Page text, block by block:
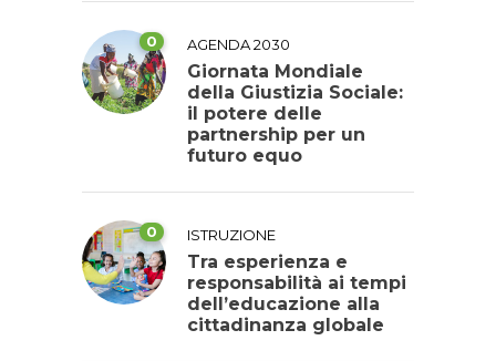
0 AGENDA 2030
Giornata Mondiale
della Giustizia Sociale:
il potere delle
partnership per un
futuro equo
0 ISTRUZIONE
Tra esperienza e
responsabilità ai tempi
dell’educazione alla
cittadinanza globale